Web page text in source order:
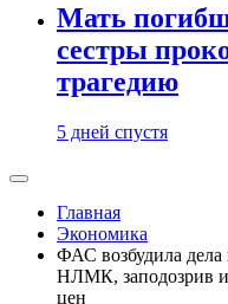
Мать
сестры
трагедию
5 дней спустя
Главная
Экономика
ФАС возбудила
НЛМК, заподозрив
цен